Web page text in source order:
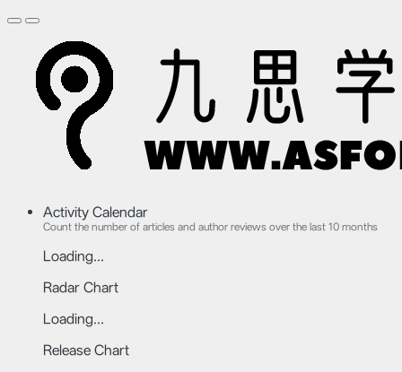
Activity Calendar
Count the number of articles and author reviews over the last 10 months
Loading...
Radar Chart
Loading...
Release Chart